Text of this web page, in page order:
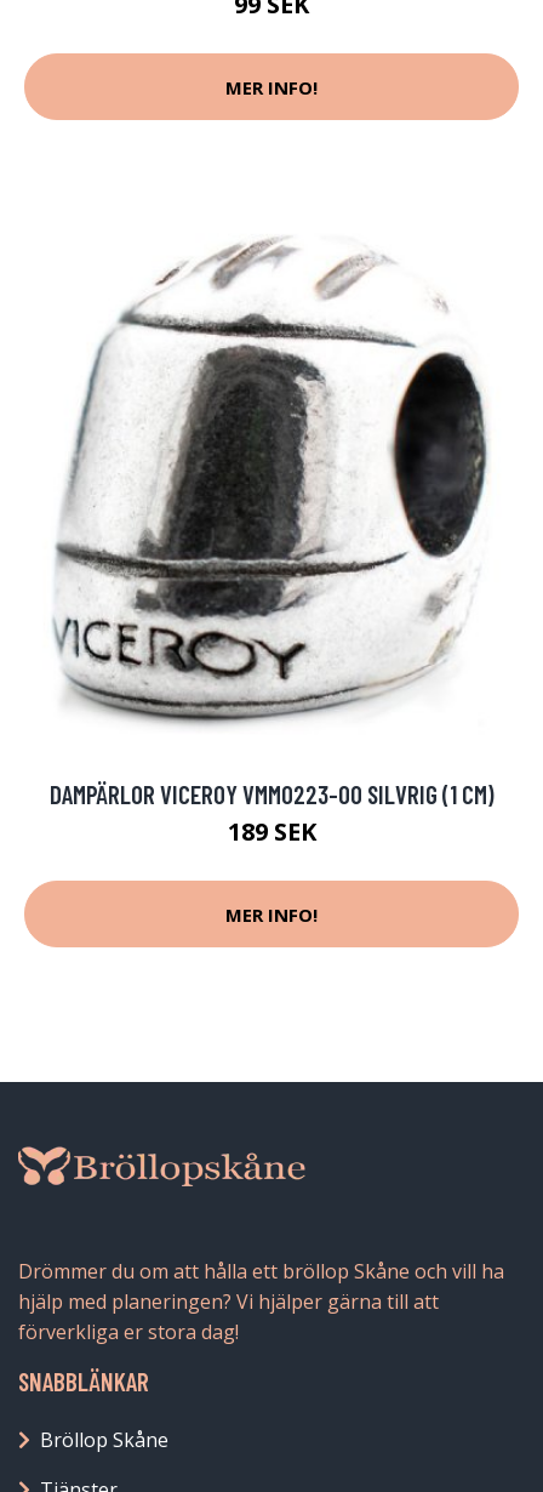
MER INFO!
DAMPÄRLOR VICEROY VMM0223-00 SILVRIG (1 CM)
189 SEK
MER INFO!
Drömmer du om att hålla ett bröllop Skåne och vill ha
hjälp med planeringen? Vi hjälper gärna till att
förverkliga er stora dag!
SNABBLÄNKAR
Bröllop Skåne